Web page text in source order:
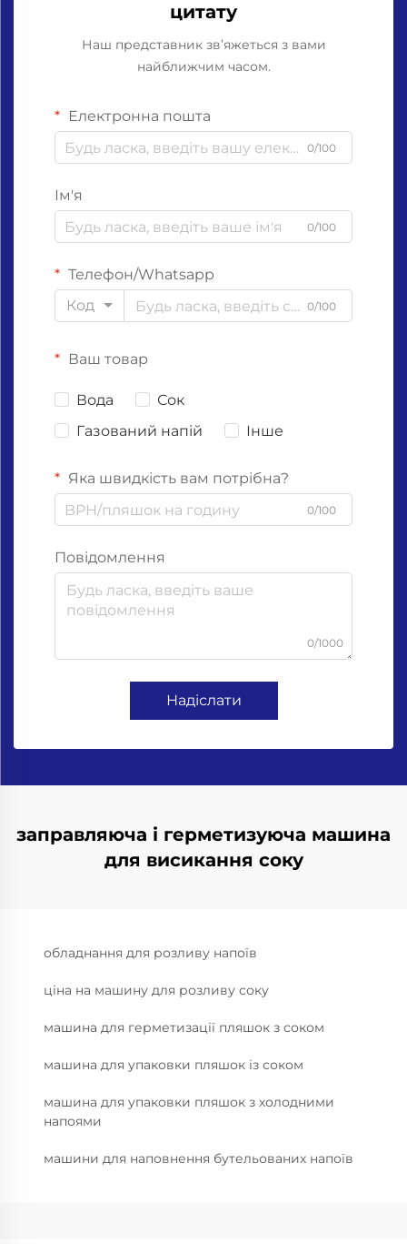
цитату
Наш представник зв’яжеться з вами
найближчим часом.
Електронна пошта
0/100
Ім'я
0/100
Телефон/Whatsapp
Код
0/100
Ваш товар
Вода
Сок
Газований напій
Інше
Яка швидкість вам потрібна?
0/100
Повідомлення
0/1000
Надіслати
заправляюча і герметизуюча машина
для висикання соку
обладнання для розливу напоїв
ціна на машину для розливу соку
машина для герметизації пляшок з соком
машина для упаковки пляшок із соком
машина для упаковки пляшок з холодними
напоями
машини для наповнення бутельованих напоїв